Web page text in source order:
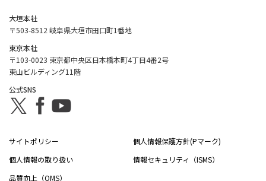
大垣本社
〒503-8512 岐阜県大垣市田口町1番地
東京本社
〒103-0023 東京都中央区日本橋本町4丁目4番2号
東山ビルディング11階
公式SNS
サイトポリシー
個人情報保護方針(Pマーク)
個人情報の取り扱い
情報セキュリティ（ISMS）
品質向上（QMS）